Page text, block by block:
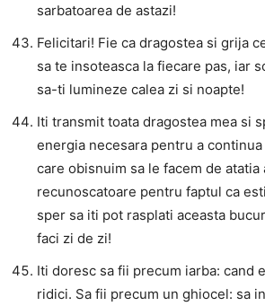
sarbatoarea de astazi!
Felicitari! Fie ca dragostea si grija
sa te insoteasca la fiecare pas, iar
sa-ti lumineze calea zi si noapte!
Iti transmit toata dragostea mea si
energia necesara pentru a
care obisnuim sa le facem de atatia
recunoscatoare pentru faptul ca
sper sa iti pot rasplati aceasta
faci zi de zi!
Iti doresc sa fii precum iarba: cand
ridici. Sa fii precum un ghiocel: sa